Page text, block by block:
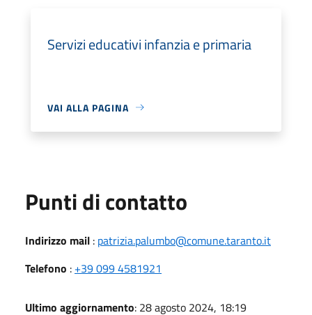
Servizi educativi infanzia e primaria
VAI ALLA PAGINA
Punti di contatto
Indirizzo mail : patrizia.palumbo@comune.taranto.it
Telefono : +39 099 4581921
Ultimo aggiornamento: 28 agosto 2024, 18:19